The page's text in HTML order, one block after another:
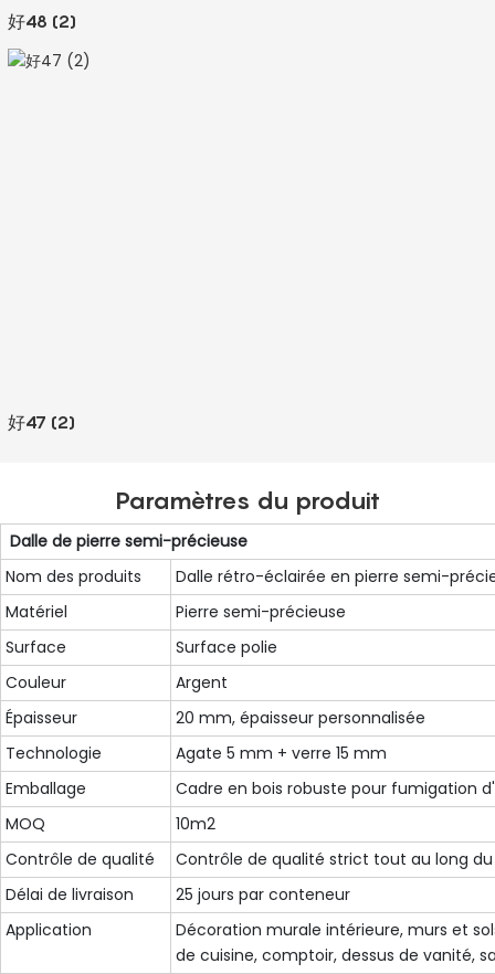
好48 (2)
好47 (2)
Paramètres du produit
Dalle de pierre semi-précieuse
Nom des produits
Dalle rétro-éclairée en pierre semi-
Matériel
Pierre semi-précieuse
Surface
Surface polie
Couleur
Argent
Épaisseur
20 mm, épaisseur personnalisée
Technologie
Agate 5 mm + verre 15 mm
Emballage
Cadre en bois robuste pour fumigation
MOQ
10m2
Contrôle de qualité
Contrôle de qualité strict tout au long
Délai de livraison
25 jours par conteneur
Application
Décoration murale intérieure, murs et
de cuisine, comptoir, dessus de vanité,